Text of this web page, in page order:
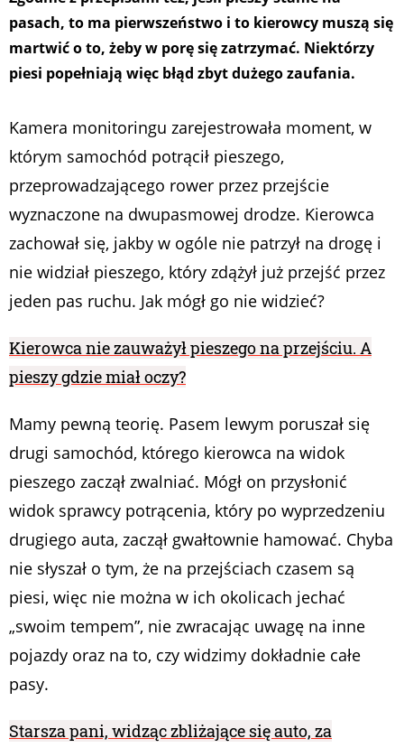
pasach, to ma pierwszeństwo i to kierowcy muszą się
martwić o to, żeby w porę się zatrzymać. Niektórzy
piesi popełniają więc błąd zbyt dużego zaufania.
Kamera monitoringu zarejestrowała moment, w
którym samochód potrącił pieszego,
przeprowadzającego rower przez przejście
wyznaczone na dwupasmowej drodze. Kierowca
zachował się, jakby w ogóle nie patrzył na drogę i
nie widział pieszego, który zdążył już przejść przez
jeden pas ruchu. Jak mógł go nie widzieć?
Kierowca nie zauważył pieszego na przejściu. A
pieszy gdzie miał oczy?
Mamy pewną teorię. Pasem lewym poruszał się
drugi samochód, którego kierowca na widok
pieszego zaczął zwalniać. Mógł on przysłonić
widok sprawcy potrącenia, który po wyprzedzeniu
drugiego auta, zaczął gwałtownie hamować. Chyba
nie słyszał o tym, że na przejściach czasem są
piesi, więc nie można w ich okolicach jechać
„swoim tempem”, nie zwracając uwagę na inne
pojazdy oraz na to, czy widzimy dokładnie całe
pasy.
Starsza pani, widząc zbliżające się auto, za